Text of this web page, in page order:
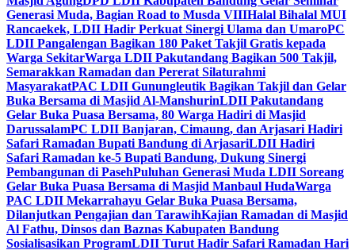
Generasi Muda, Bagian Road to Musda VIIIHalal Bihalal MUI
Rancaekek, LDII Hadir Perkuat Sinergi Ulama dan UmaroPC
LDII Pangalengan Bagikan 180 Paket Takjil Gratis kepada
Warga SekitarWarga LDII Pakutandang Bagikan 500 Takjil,
Semarakkan Ramadan dan Pererat Silaturahmi
MasyarakatPAC LDII Gunungleutik Bagikan Takjil dan Gelar
Buka Bersama di Masjid Al-ManshurinLDII Pakutandang
Gelar Buka Puasa Bersama, 80 Warga Hadiri di Masjid
DarussalamPC LDII Banjaran, Cimaung, dan Arjasari Hadiri
Safari Ramadan Bupati Bandung di ArjasariLDII Hadiri
Safari Ramadan ke-5 Bupati Bandung, Dukung Sinergi
Pembangunan di PasehPuluhan Generasi Muda LDII Soreang
Gelar Buka Puasa Bersama di Masjid Manbaul HudaWarga
PAC LDII Mekarrahayu Gelar Buka Puasa Bersama,
Dilanjutkan Pengajian dan TarawihKajian Ramadan di Masjid
Al Fathu, Dinsos dan Baznas Kabupaten Bandung
Sosialisasikan ProgramLDII Turut Hadir Safari Ramadan Hari